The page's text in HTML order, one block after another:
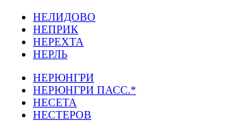
НЕЛИДОВО
НЕПРИК
НЕРЕХТА
НЕРЛЬ
НЕРЮНГРИ
НЕРЮНГРИ ПАСС.*
НЕСЕТА
НЕСТЕРОВ